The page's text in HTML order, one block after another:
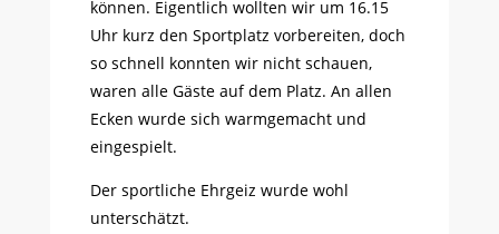
können. Eigentlich wollten wir um 16.15
Uhr kurz den Sportplatz vorbereiten, doch
so schnell konnten wir nicht schauen,
waren alle Gäste auf dem Platz. An allen
Ecken wurde sich warmgemacht und
eingespielt.
Der sportliche Ehrgeiz wurde wohl
unterschätzt.